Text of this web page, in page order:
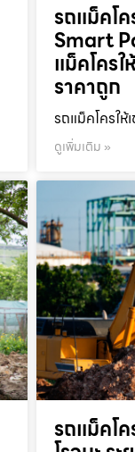
รถแม็คโ
Smart
แม็คโคร
ราคาถูก
รถแม็คโครใ
ดูเพิ่มเติม »
รถแม็คโ